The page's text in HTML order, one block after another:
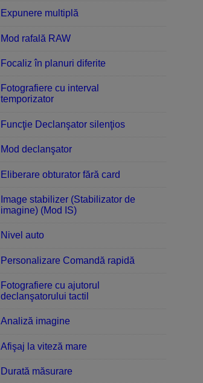
Expunere multiplă
Mod rafală RAW
Focaliz în planuri diferite
Fotografiere cu interval
temporizator
Funcţie Declanşator silenţios
Mod declanşator
Eliberare obturator fără card
Image stabilizer (Stabilizator de
imagine) (Mod IS)
Nivel auto
Personalizare Comandă rapidă
Fotografiere cu ajutorul
declanşatorului tactil
Analiză imagine
Afişaj la viteză mare
Durată măsurare